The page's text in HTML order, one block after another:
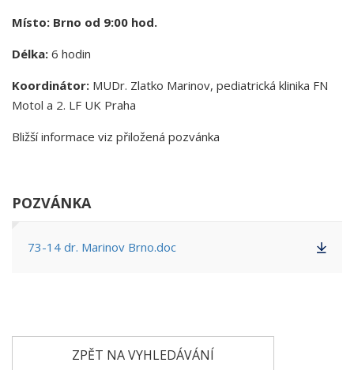
Místo: Brno od 9:00 hod.
Délka: 6 hodin
Koordinátor: MUDr. Zlatko Marinov, pediatrická klinika FN
Motol a 2. LF UK Praha
Bližší informace viz přiložená pozvánka
POZVÁNKA
73-14 dr. Marinov Brno.doc
ZPĚT NA VYHLEDÁVÁNÍ